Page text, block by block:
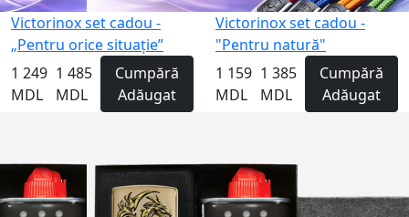
Victorinox set cadou -
„Pentru orice situație”
1 249
MDL
1 485
MDL
Cumpără
Adăugat
Victorinox set cadou -
"Pentru natură"
1 159
MDL
1 385
MDL
Cumpără
Adăugat